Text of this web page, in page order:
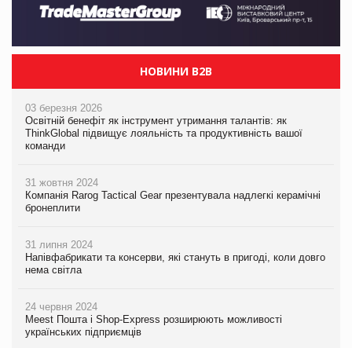
НОВИНИ B2B
03 березня 2026
Освітній бенефіт як інструмент утримання талантів: як
ThinkGlobal підвищує лояльність та продуктивність вашої
команди
31 жовтня 2024
Компанія Rarog Tactical Gear презентувала надлегкі керамічні
бронеплити
31 липня 2024
Напівфабрикати та консерви, які стануть в пригоді, коли довго
нема світла
24 червня 2024
Meest Пошта і Shop-Express розширюють можливості
українських підприємців